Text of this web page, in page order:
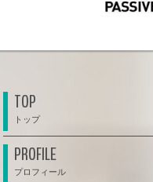
TOP
PROFILE